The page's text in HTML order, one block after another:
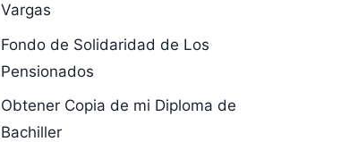
Vargas
Fondo de Solidaridad de Los
Pensionados
Obtener Copia de mi Diploma de
Bachiller